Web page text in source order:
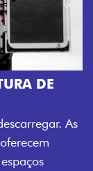
DE
As